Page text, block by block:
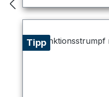
Tipp